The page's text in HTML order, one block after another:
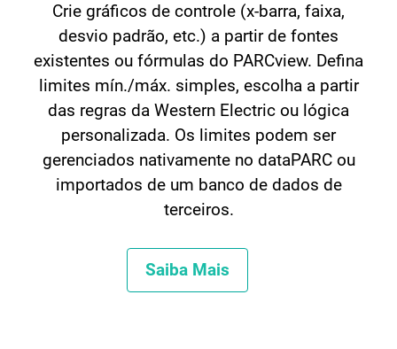
Crie gráficos de controle (x-barra, faixa,
desvio padrão, etc.) a partir de fontes
existentes ou fórmulas do PARCview. Defina
limites mín./máx. simples, escolha a partir
das regras da Western Electric ou lógica
personalizada. Os limites podem ser
gerenciados nativamente no dataPARC ou
importados de um banco de dados de
terceiros.
Saiba Mais